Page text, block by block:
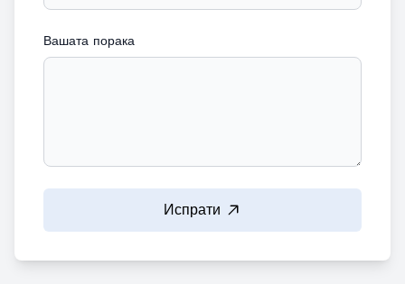
Вашата порака
Испрати